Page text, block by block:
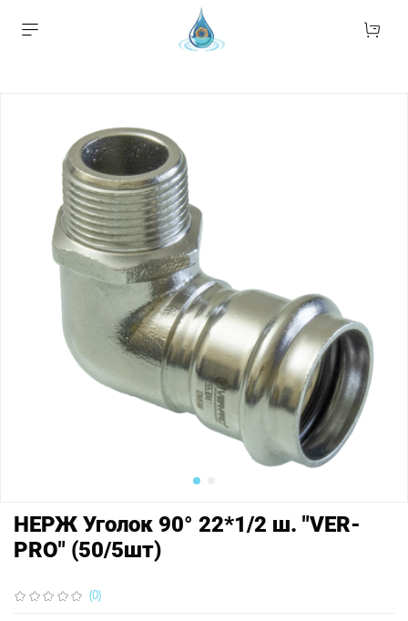
(0)
НЕРЖ Уголок 90° 22*1/2 ш. "VER-
PRO" (50/5шт)